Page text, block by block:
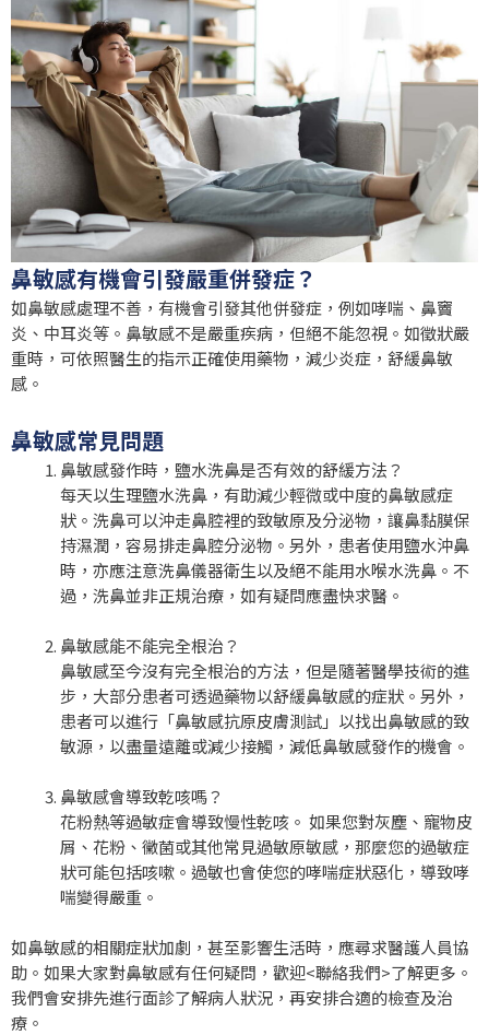
鼻敏感有機會引發嚴重併發症？
如鼻敏感處理不善，有機會引發其他併發症，例如哮喘、鼻竇
炎、中耳炎等。鼻敏感不是嚴重疾病，但絕不能忽視。如徵狀嚴
重時，可依照醫生的指示正確使用藥物，減少炎症，舒緩鼻敏
感。
鼻敏感常見問題
鼻敏感發作時，鹽水洗鼻是否有效的舒緩方法？
每天以生理鹽水洗鼻，有助減少輕微或中度的鼻敏感症
狀。洗鼻可以沖走鼻腔裡的致敏原及分泌物，讓鼻黏膜保
持濕潤，容易排走鼻腔分泌物。另外，患者使用鹽水沖鼻
時，亦應注意洗鼻儀器衛生以及絕不能用水喉水洗鼻。不
過，洗鼻並非正規治療，如有疑問應盡快求醫。
鼻敏感能不能完全根治？
鼻敏感至今沒有完全根治的方法，但是隨著醫學技術的進
步，大部分患者可透過藥物以舒緩鼻敏感的症狀。另外，
患者可以進行「鼻敏感抗原皮膚測試」以找出鼻敏感的致
敏源，以盡量遠離或減少接觸，減低鼻敏感發作的機會。
鼻敏感會導致乾咳嗎？
花粉熱等過敏症會導致慢性乾咳。 如果您對灰塵、寵物皮
屑、花粉、黴菌或其他常見過敏原敏感，那麼您的過敏症
狀可能包括咳嗽。過敏也會使您的哮喘症狀惡化，導致哮
喘變得嚴重。
如鼻敏感的相關症狀加劇，甚至影響生活時，應尋求醫護人員協
助。如果大家對鼻敏感有任何疑問，歡迎<聯絡我們>了解更多 。
我們會安排先進行面診了解病人狀況，再安排合適的檢查及治
療。